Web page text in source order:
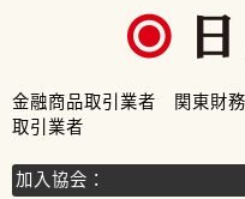
金融商品取引業者 関東財
取引業者
加入協会：